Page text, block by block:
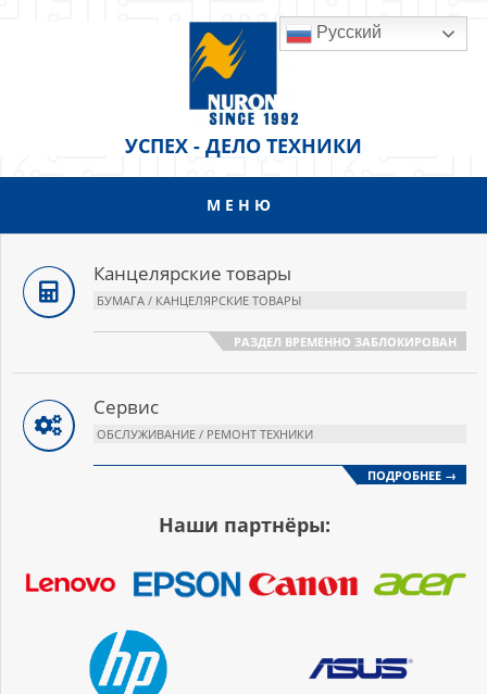
УСПЕХ - ДЕЛО ТЕХНИКИ
навигации
МЕНЮ
Канцелярские товары
БУМАГА / КАНЦЕЛЯРСКИЕ ТОВАРЫ
РАЗДЕЛ ВРЕМЕННО ЗАБЛОКИРОВАН
Сервис
ОБСЛУЖИВАНИЕ / РЕМОНТ ТЕХНИКИ
ПОДРОБНЕЕ →
Наши партнёры:
Русский